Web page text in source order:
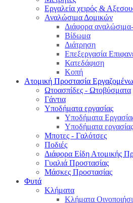
Εργαλεία χειρός &
Αναλώσιμα Δομικών
Διάφορα
Βίδωμα
Διάτρηση
Επεξεργασία
Κατεδάφιση
Κοπή
Ατομική Προστασία
Ωτοασπίδες - Ωτοβύσματα
Γάντια
Υποδήματα εργασίας
Υποδήματα
Υποδήματα
Μποτες - Γαλότσες
Ποδιές
Διάφορα Είδη Ατομικής
Γυαλιά Προστασίας
Μάσκες Προστασίας
Φυτά
Κλήματα
Κλήματα